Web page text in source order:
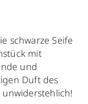
schwarze Seife
mit
und
Duft des